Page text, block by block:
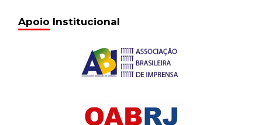
Apoio Institucional